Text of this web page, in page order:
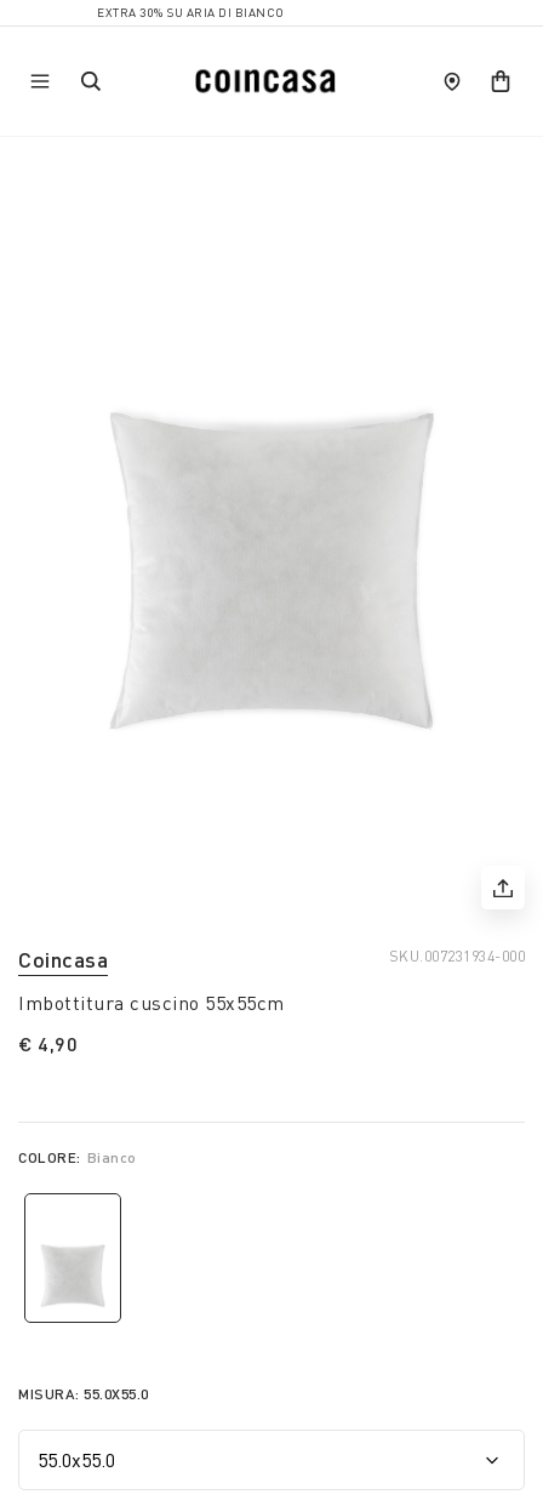
EXTRA 30% SU ARIA DI BIANCO
Coincasa SKU. 007231934-000
Imbottitura cuscino 55x55cm
€ 4,90
COLORE: Bianco
MISURA: 55.0X55.0